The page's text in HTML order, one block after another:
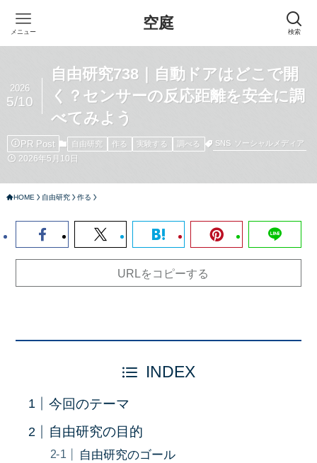
空庭 検索
メニュー
自由研究738｜自動ドアはどこで開
く？センサーの反応距離を安全に調
べてみよう
2026
5/10
PR Post 自由研究 作る 実験する 調べる SNS ソーシャルメディア
2026年5月10日
HOME 自由研究 作る
URLをコピーする
INDEX
今回のテーマ
自由研究の目的
自由研究のゴール